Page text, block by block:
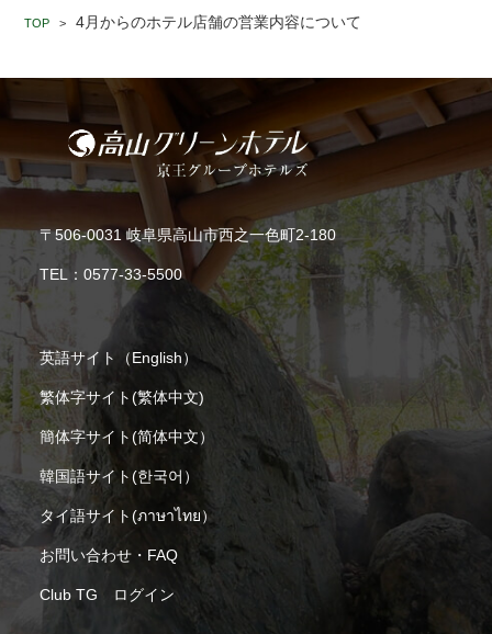
TOP > 4月からのホテル店舗の営業内容について
〒506-0031 岐阜県高山市西之一色町2-180
TEL： 0577-33-5500
英語サイト（English）
繁体字サイト(繁体中文)
簡体字サイト(简体中文）
韓国語サイト(한국어）
タイ語サイト(ภาษาไทย）
お問い合わせ・FAQ
Club TG ログイン